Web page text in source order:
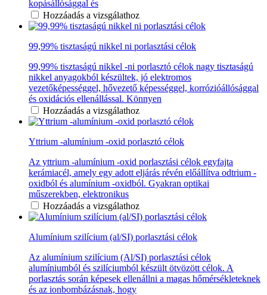
kopásállósággal és
Hozzáadás a vizsgálathoz
99,99% tisztaságú nikkel ni porlasztási célok
99,99% tisztaságú nikkel -ni porlasztó célok nagy tisztaságú
nikkel anyagokból készültek, jó elektromos
vezetőképességgel, hővezető képességgel, korrózióállósággal
és oxidációs ellenállással. Könnyen
Hozzáadás a vizsgálathoz
Yttrium -alumínium -oxid porlasztó célok
Az yttrium -alumínium -oxid porlasztási célok egyfajta
kerámiacél, amely egy adott eljárás révén előállítva odtrium -
oxidból és alumínium -oxidból. Gyakran optikai
műszerekben, elektronikus
Hozzáadás a vizsgálathoz
Alumínium szilícium (al/SI) porlasztási célok
Az alumínium szilícium (Al/SI) porlasztási célok
alumíniumból és szilíciumból készült ötvözött célok. A
porlasztás során képesek ellenállni a magas hőmérsékleteknek
és az ionbombázásnak, hogy